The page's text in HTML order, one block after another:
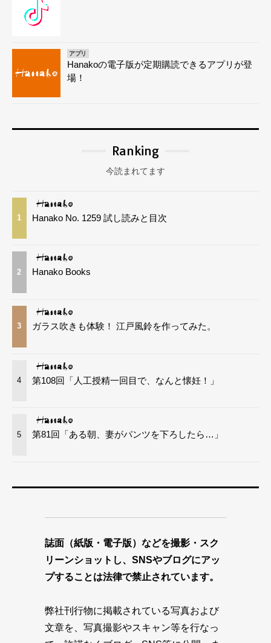
アプリ
Hanakoの電子版が定期購読できるアプリが登
場！
Ranking
今読まれてます
1 Hanako No. 1259 試し読みと目次
2 Hanako Books
3 ガラス吹きも体験！ 江戸風鈴を作ってみた。
4 第108回「人工授精一回目で、なんと懐妊！」
5 第81回「ある朝、妻がパンツを下ろしたら…」
誌面（紙版・電子版）などを撮影・スク
リーンショットし、SNSやブログにアッ
プすることは法律で禁止されています。
弊社刊行物に掲載されている写真および
文章を、写真撮影やスキャン等を行なっ